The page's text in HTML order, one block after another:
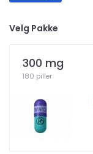
Velg Pakke
300 mg
180 piller